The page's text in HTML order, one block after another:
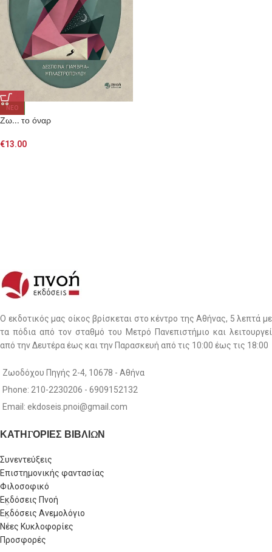
NEO
Ζω… το όναρ
€13.00
Ο εκδοτικός μας οίκος βρίσκεται στο κέντρο της Αθήνας, 5 λεπτά με
τα πόδια από τον σταθμό του Μετρό Πανεπιστήμιο και λειτουργεί
από την Δευτέρα έως και την Παρασκευή από τις 10:00 έως τις 18:00
Ζωοδόχου Πηγής 2-4, 10678 - Αθήνα
Phone: 210-2230206 - 6909152132
Email: ekdoseis.pnoi@gmail.com
ΚΑΤΗΓΟΡΙΕΣ ΒΙΒΛΙΩΝ
Συνεντεύξεις
Επιστημονικής φαντασίας
Φιλοσοφικό
Εκδόσεις Πνοή
Εκδόσεις Ανεμολόγιο
Νέες Κυκλοφορίες
Προσφορές